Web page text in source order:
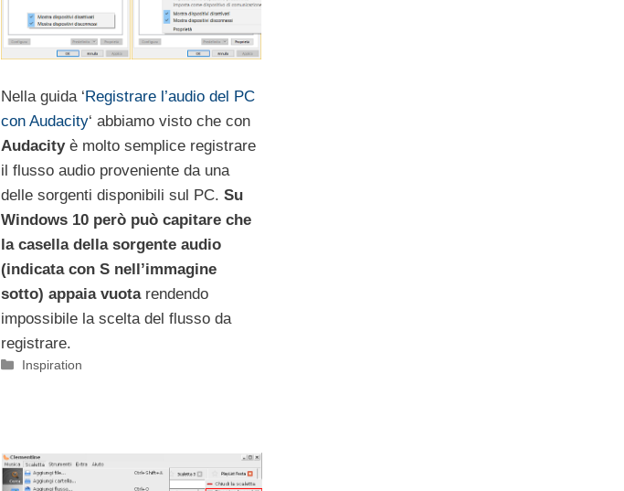
Nella guida ‘Registrare l’audio del PC
con Audacity‘ abbiamo visto che con
Audacityè molto semplice registrare
il flusso audio proveniente da una
delle sorgenti disponibili sul PC. Su
Windows 10 però può capitare che
la casella della sorgente audio
(indicata con S nell’immagine
sotto) appaia vuotarendendo
impossibile la scelta del flusso da
registrare.
Categorie
Inspiration